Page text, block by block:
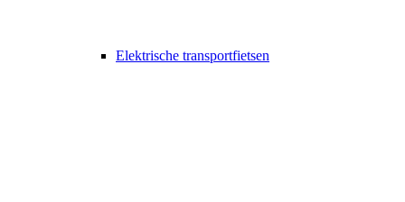
Elektrische transportfietsen